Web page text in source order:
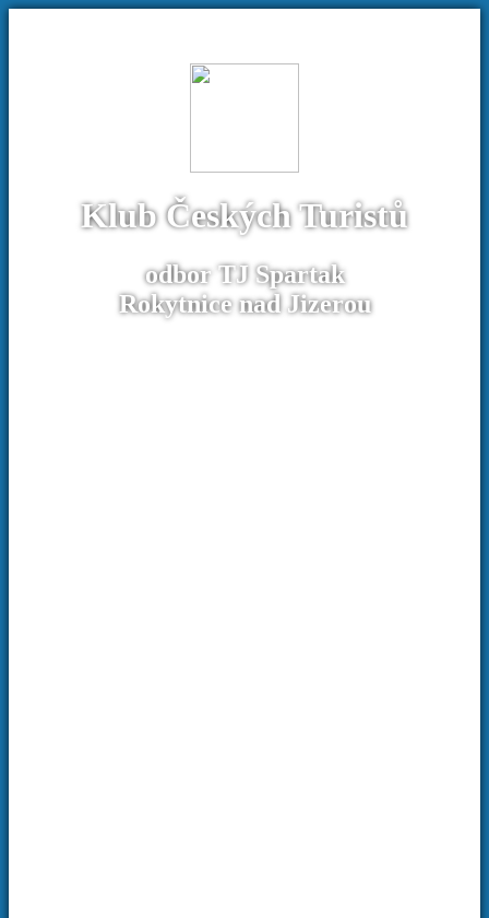
Klub Českých Turistů
odbor TJ Spartak
Rokytnice nad Jizerou